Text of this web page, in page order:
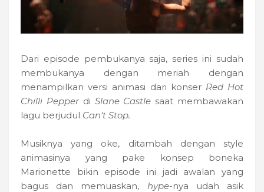
Dari episode pembukanya saja, series ini sudah
membukanya dengan meriah dengan
menampilkan versi animasi dari konser Red Hot
Chilli Pepper di Slane Castle saat membawakan
lagu berjudul Can't Stop.
Musiknya yang oke, ditambah dengan style
animasinya yang pake konsep boneka
Marionette bikin episode ini jadi awalan yang
bagus dan memuaskan, hype-nya udah asik